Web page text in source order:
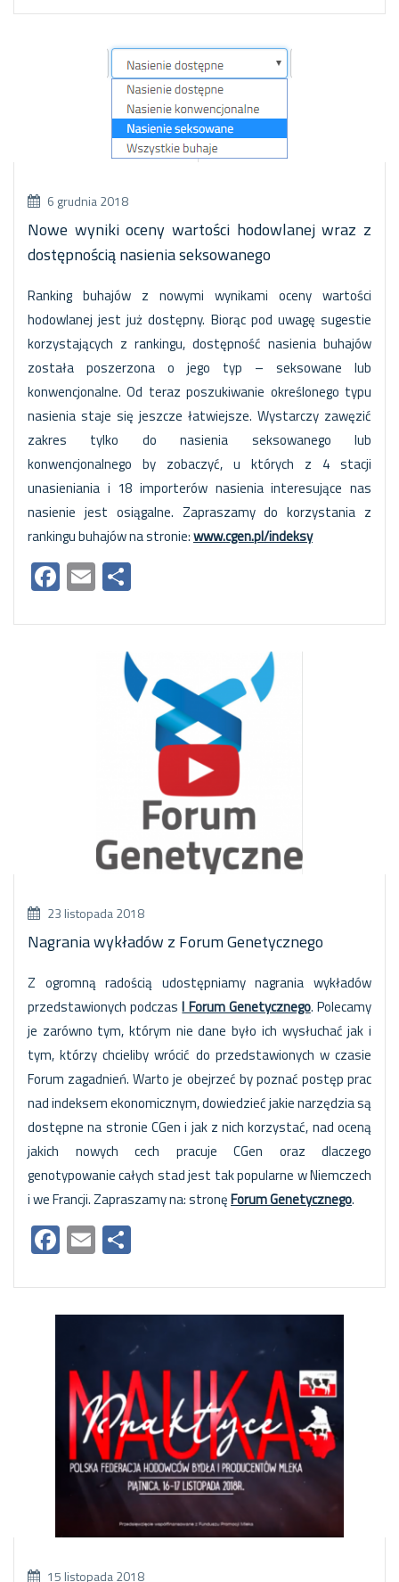
6 grudnia 2018
Nowe wyniki oceny wartości hodowlanej wraz z
dostępnością nasienia seksowanego
Ranking buhajów z nowymi wynikami oceny wartości
hodowlanej jest już dostępny. Biorąc pod uwagę sugestie
korzystających z rankingu, dostępność nasienia buhajów
została poszerzona o jego typ – seksowane lub
konwencjonalne. Od teraz poszukiwanie określonego typu
nasienia staje się jeszcze łatwiejsze. Wystarczy zawęzić
zakres tylko do nasienia seksowanego lub
konwencjonalnego by zobaczyć, u których z 4 stacji
unasieniania i 18 importerów nasienia interesujące nas
nasienie jest osiągalne. Zapraszamy do korzystania z
rankingu buhajów na stronie:www.cgen.pl/indeksy
Facebook
Email
23 listopada 2018
Nagrania wykładów z Forum Genetycznego
Z ogromną radością udostępniamy nagrania wykładów
przedstawionych podczasI Forum Genetycznego. Polecamy
je zarówno tym, którym nie dane było ich wysłuchać jak i
tym, którzy chcieliby wrócić do przedstawionych w czasie
Forum zagadnień. Warto je obejrzeć by poznać postęp prac
nad indeksem ekonomicznym, dowiedzieć jakie narzędzia są
dostępne na stronie CGen i jak z nich korzystać, nad oceną
jakich nowych cech pracuje CGen oraz dlaczego
genotypowanie całych stad jest tak popularne w Niemczech
i we Francji. Zapraszamy na: stronęForum Genetycznego.
Facebook
Email
15 listopada 2018